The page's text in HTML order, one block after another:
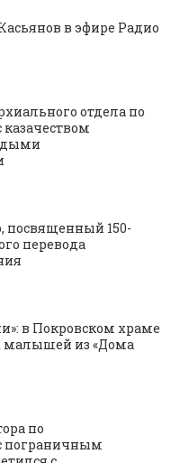
в эфире Радио
отдела по
посвященный 150-
перевода
в Покровском храме
малышей из «Дома
по
пограничным